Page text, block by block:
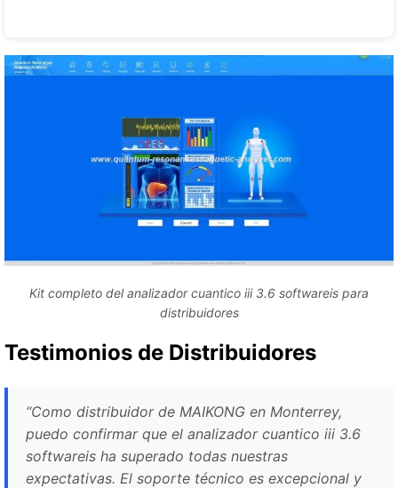
Kit completo del analizador cuantico iii 3.6 softwareis para
distribuidores
Testimonios de Distribuidores
“Como distribuidor de MAIKONG en Monterrey,
puedo confirmar que el analizador cuantico iii 3.6
softwareis ha superado todas nuestras
expectativas. El soporte técnico es excepcional y